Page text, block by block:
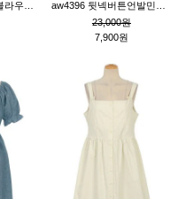
23,000원
7,900원